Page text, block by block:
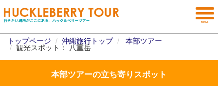
トップページ 沖縄旅行トップ
本部ツアー
観光スポット： 八重岳
本部ツアーの立ち寄りスポット